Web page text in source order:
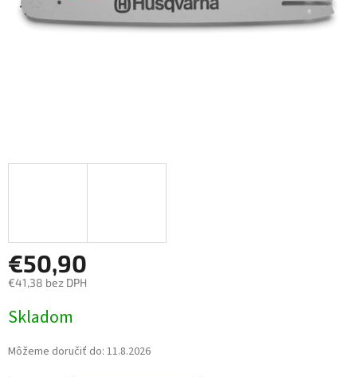
€50,90
€41,38 bez DPH
Skladom
Môžeme doručiť do: 11.8.2026